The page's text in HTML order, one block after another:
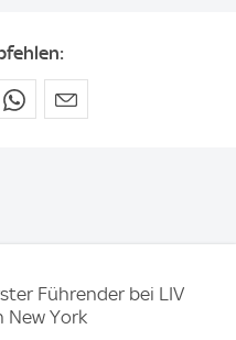
Führender bei LIV
New York